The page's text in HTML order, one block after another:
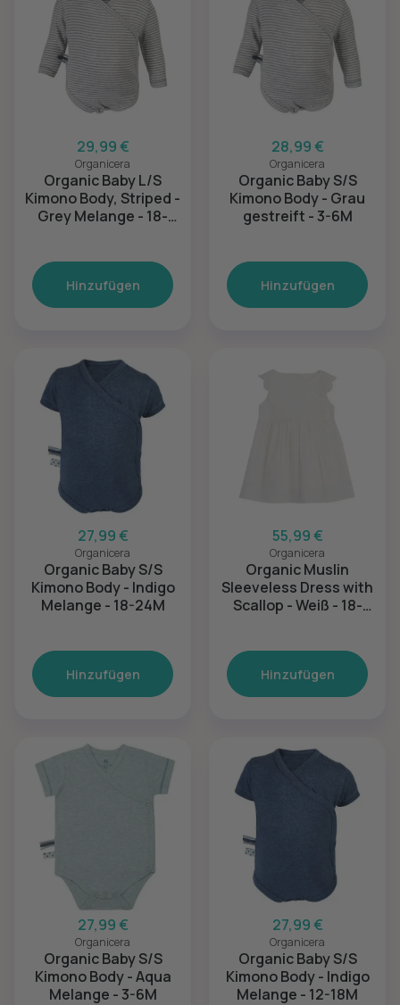
29,99 €
Organicera
Organic Baby L/S
Kimono Body, Striped -
Grey Melange - 18-
Hinzufügen
28,99 €
Organicera
Organic Baby S/S
Kimono Body - Grau
gestreift - 3-6M
Hinzufügen
27,99 €
Organicera
Organic Baby S/S
Kimono Body - Indigo
Melange - 18-24M
Hinzufügen
55,99 €
Organicera
Organic Muslin
Sleeveless Dress with
Scallop - Weiß - 18-
Hinzufügen
27,99 €
Organicera
Organic Baby S/S
Kimono Body - Aqua
Melange - 3-6M
27,99 €
Organicera
Organic Baby S/S
Kimono Body - Indigo
Melange - 12-18M